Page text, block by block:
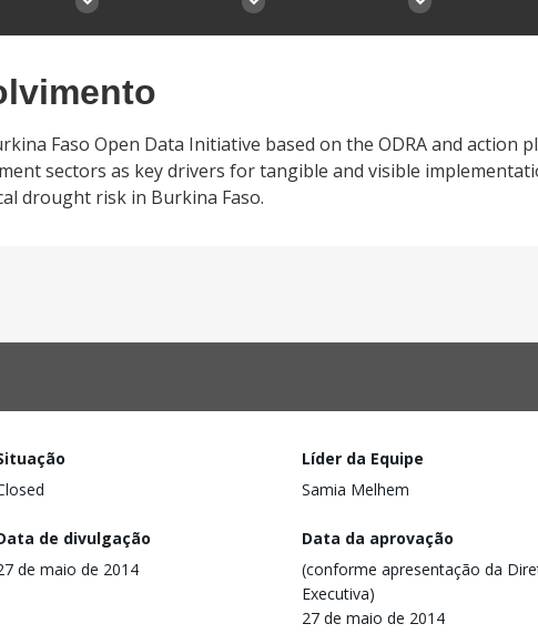
Faso Open Data Initiative based on the ODRA and action
sectors as key drivers for tangible and visible
drought risk in Burkina Faso.
Líder da Equipe
Samia Melhem
de divulgação
de maio de 2014
Data da aprovação
(conforme apresentação da
Executiva)
27 de maio de 2014